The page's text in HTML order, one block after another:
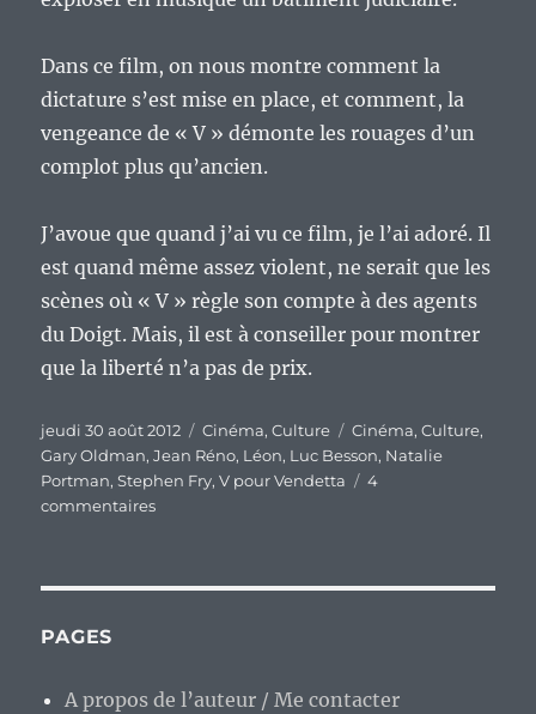
Dans ce film, on nous montre comment la
dictature s’est mise en place, et comment, la
vengeance de « V » démonte les rouages d’un
complot plus qu’ancien.
J’avoue que quand j’ai vu ce film, je l’ai adoré. Il
est quand même assez violent, ne serait que les
scènes où « V » règle son compte à des agents
du Doigt. Mais, il est à conseiller pour montrer
que la liberté n’a pas de prix.
Publié
le
jeudi 30 août 2012 Catégories
Cinéma,Culture Étiquettes
Cinéma,Culture,
Gary Oldman,Jean Réno, Léon, Luc Besson, Natalie
Portman,Stephen Fry,V pour Vendetta
4
commentairessur
PAGES
A propos de l’auteur / Me contacter